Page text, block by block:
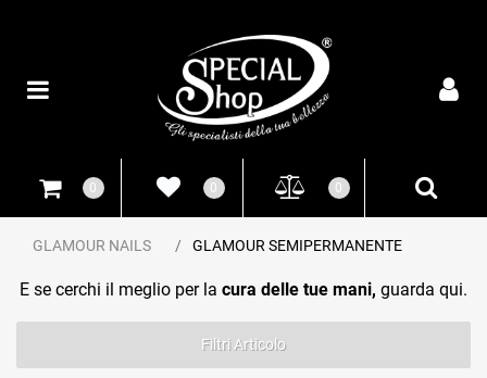
0 0 0
GLAMOUR NAILS GLAMOUR SEMIPERMANENTE
E se cerchi il meglio per la cura delle tue mani, guarda qui.
Filtri Articolo